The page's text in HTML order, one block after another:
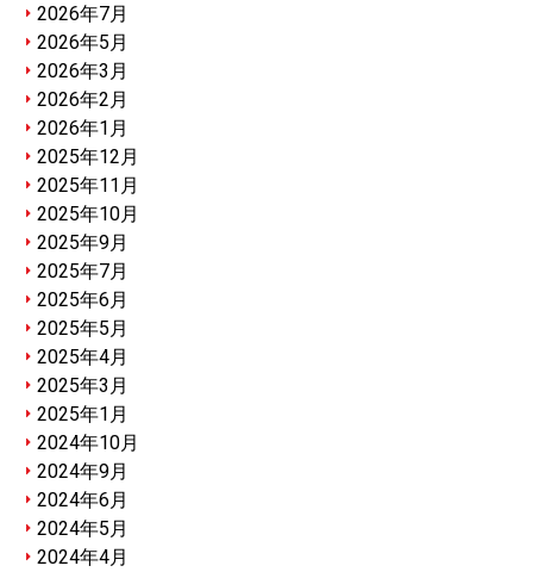
2026年7月
2026年5月
2026年3月
2026年2月
2026年1月
2025年12月
2025年11月
2025年10月
2025年9月
2025年7月
2025年6月
2025年5月
2025年4月
2025年3月
2025年1月
2024年10月
2024年9月
2024年6月
2024年5月
2024年4月